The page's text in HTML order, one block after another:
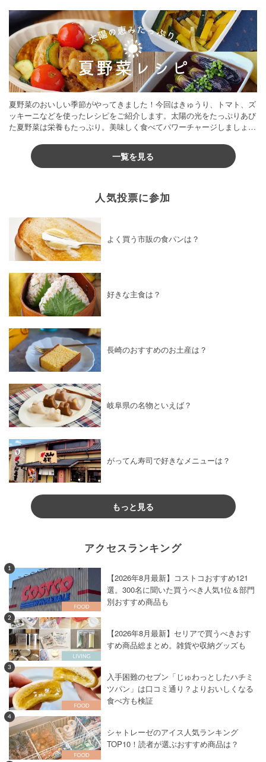
夏野菜のおいしい季節がやってきました！今回はきゅうり、トマト、ズ
ッキーニなどを使ったレシピをご紹介します。太陽の光をたっぷりあび
た夏野菜は栄養もたっぷり。美味しく食べてパワーチャージしましょう
一覧を見る
人気投票に参加
よく買う市販の食パンは？
好きな主食は？
長崎のおすすめのお土産は？
岐阜県の名物といえば？
がってん寿司で好きなメニューは？
もっと見る
アクセスランキング
1
【2026年8月最新】コストコおすすめ121
選。300名に聞いた買うべき人気1位＆部門
別おすすめ商品も
2
【2026年8月最新】セリアで買うべきおす
すめ商品総まとめ。雑貨や収納グッズも
3
入手困難のセブン「じゅわっとしたハチミ
ツパン」は口コミ通り？よりおいしくなる
食べ方も検証
4
シャトレーゼのアイス人気ランキング
TOP10！読者が選ぶおすすめ商品は？